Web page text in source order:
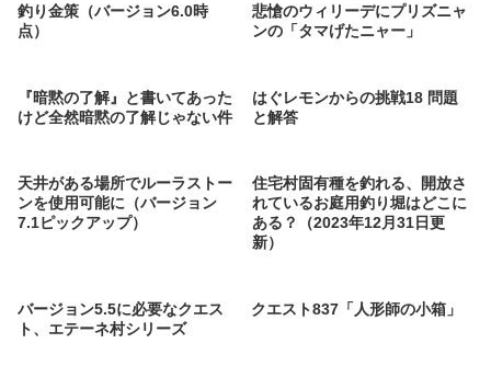
釣り金策（バージョン6.0時
点）
悲愴のウィリーデにプリズニャ
ンの「タマげたニャー」
『暗黙の了解』と書いてあった
けど全然暗黙の了解じゃない件
はぐレモンからの挑戦18 問題
と解答
天井がある場所でルーラストー
ンを使用可能に（バージョン
7.1ピックアップ）
住宅村固有種を釣れる、開放さ
れているお庭用釣り堀はどこに
ある？（2023年12月31日更
新）
バージョン5.5に必要なクエス
ト、エテーネ村シリーズ
クエスト837「人形師の小箱」